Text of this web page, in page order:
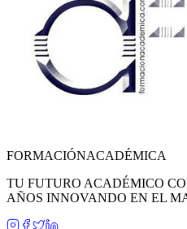
TU FUTURO ACADÉMICO